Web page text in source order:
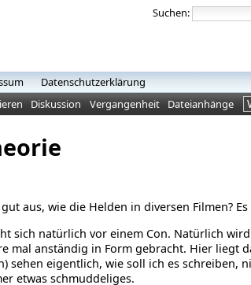
Suchen:
Datenschutzerklärung
Diskussion Vergangenheit Dateianhänge
aus, wie die Helden in diversen Filmen?
sich natürlich vor einem Con. Natürlich
mal anständig in Form gebracht. Hier liegt
sehen eigentlich, wie soll ich es schreiben,
etwas schmuddeliges.